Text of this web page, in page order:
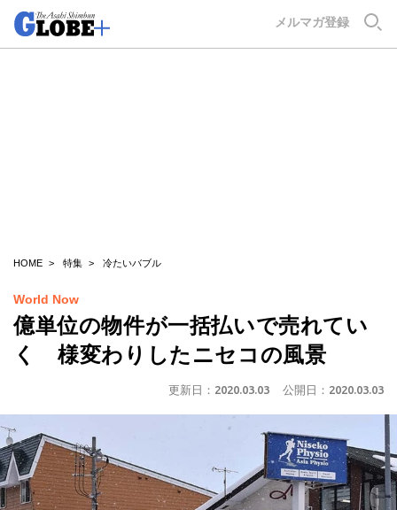
メルマガ登録
HOME 特集 冷たいバブル
World Now
億単位の物件が一括払いで売れてい
く 様変わりしたニセコの風景
更新日： 2020.03.03 公開日： 2020.03.03